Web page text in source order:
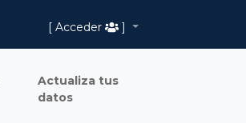
[ Acceder
]
Actualiza tus
datos